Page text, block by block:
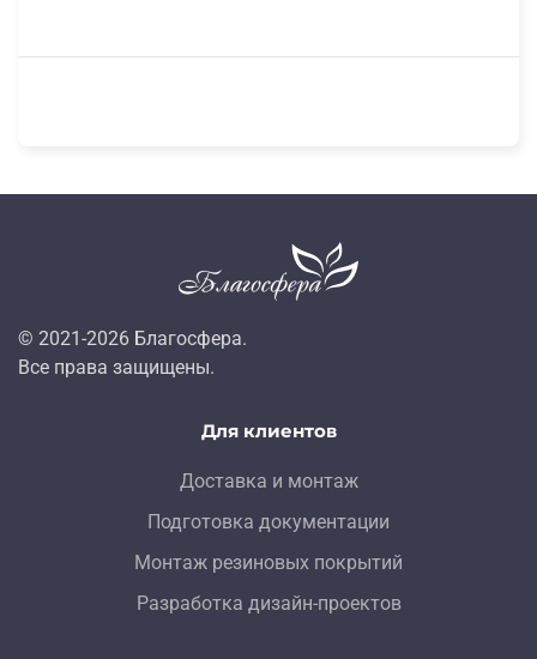
© 2021-2026 Благосфера.
Все права защищены.
Для клиентов
Доставка и монтаж
Подготовка документации
Монтаж резиновых покрытий
Разработка дизайн-проектов